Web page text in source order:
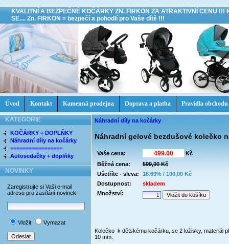
KVALITNÍ A BEZPEČNÉ KOČÁRKY ZN. FIRKON ZA ATRAKTIVNÍ CENU !!!
SE.... Zn. FIRKON = bezpečí a pohodlí pro Vaše dítě !!!
Úvod Kontakt Kamenná prodejna Doprava a platba Pravidla obchodu
KATEGORIE
KOČÁRKY + DOPLŇKY
Náhradní díly na kočárky
=================
Autosedačky + doplňky
NOVINKY
Zaregistrujte si Vaši e-mail
adresu pro zasílání novinek.
Vložit Vymazat
Náhradní díly na kočárky
Náhradní gelové bezdušové kolečko
Vaše cena:
Kč
Běžná cena:
599,00 Kč
Ušetříte - sleva:
16.69% / 100,00 Kč
Dostupnost:
skladem
Množství:
Kolečko k dětskému kočárku, se 2 ložisky, materiál
10 mm.